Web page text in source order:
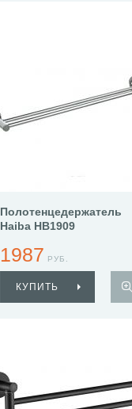
Полотенцедержатель
Haiba HB1909
1987 РУБ.
КУПИТЬ